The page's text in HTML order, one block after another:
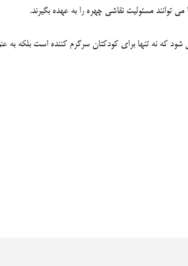
توانند مسئولیت نقاشی چهره را به عهده بگیرند.
نه تنها برای کودکتان سرگرم کننده است بلکه به